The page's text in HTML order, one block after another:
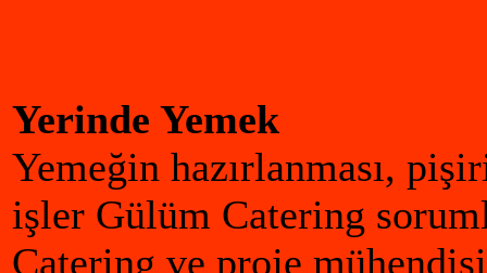
Yerinde Yemek
Yemeğin hazırlanması,
işler Gülüm Catering
Catering ve proje